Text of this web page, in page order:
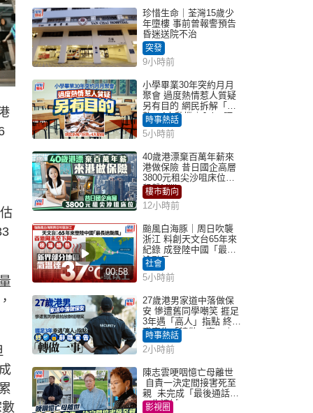
珍惜生命｜荃灣15歲少
年墮樓 事前曾報警預告
昏迷送院不治
突發
9小時前
小學畢業30年突約月月
聚會 過度熱情惹人質疑
另有目的 網民拆解「扮
熟」4大動機｜Juicy叮
時事熱話
5小時前
40歲港漂棄百萬年薪來
港做保險 昔日國企高層
3800元租尖沙咀床位｜
租盤Million
樓市動向
12小時前
00:58
颱風白海豚｜周日吹襲
浙江 料創天文台65年來
紀錄 成登陸中國「最長
途颱風」
社會
5小時前
27歲港男家道中落做保
安 慘遭舊同學嘲笑 捱足
3年遇「高人」指點 終辭
職宣告「轉做一事」｜
Juicy叮
時事熱話
2小時前
陳志雲哽咽憶亡母離世
自責一決定間接害死至
親 未完成「最後通話」
一生遺憾
影視圈